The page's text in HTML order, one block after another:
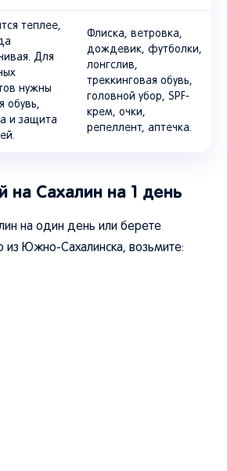
теплее,
Для
нужны
обувь,
и защита
Флиска, ветровка,
дождевик, футболки,
лонгслив,
треккинговая обувь,
головной убор, SPF-
крем, очки,
репеллент, аптечка.
на Сахалин на 1 день
на один день или берете
из Южно-Сахалинска, возьмите: